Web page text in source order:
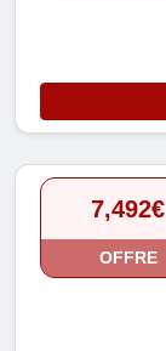
7,492€
OFFRE